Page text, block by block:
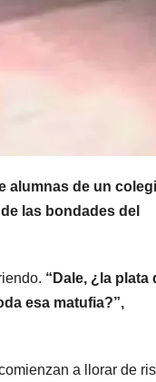
alumnas de un
las bondades del
“Dale, ¿la plata
esa matufia?”,
a llorar de
Hubo
en la
Godoy
8 AGOSTO,